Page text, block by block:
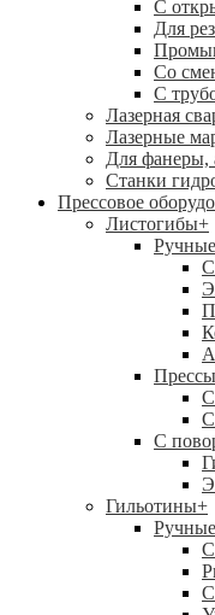
С
Для
Со
С
Лазерная
Лазерные
Для фанеры,
Станки
Прессовое
Листогибы+
Ручные
С
Гильотины+
Ручные